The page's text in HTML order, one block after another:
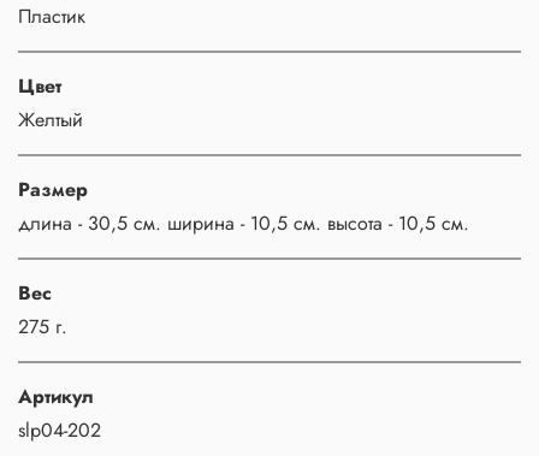
Пластик
Цвет
Желтый
Размер
длина - 30,5 см. ширина - 10,5 см. высота - 10,5 см.
Вес
275 г.
Артикул
slp04-202